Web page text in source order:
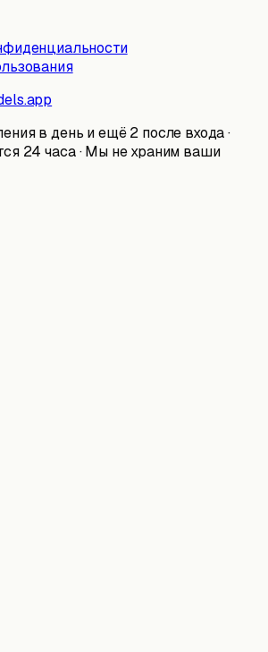
в день и ещё 2 после входа ·
24 часа · Мы не храним ваши